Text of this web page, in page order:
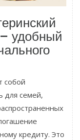
удобный
собой
для семей,
кредиту. Это